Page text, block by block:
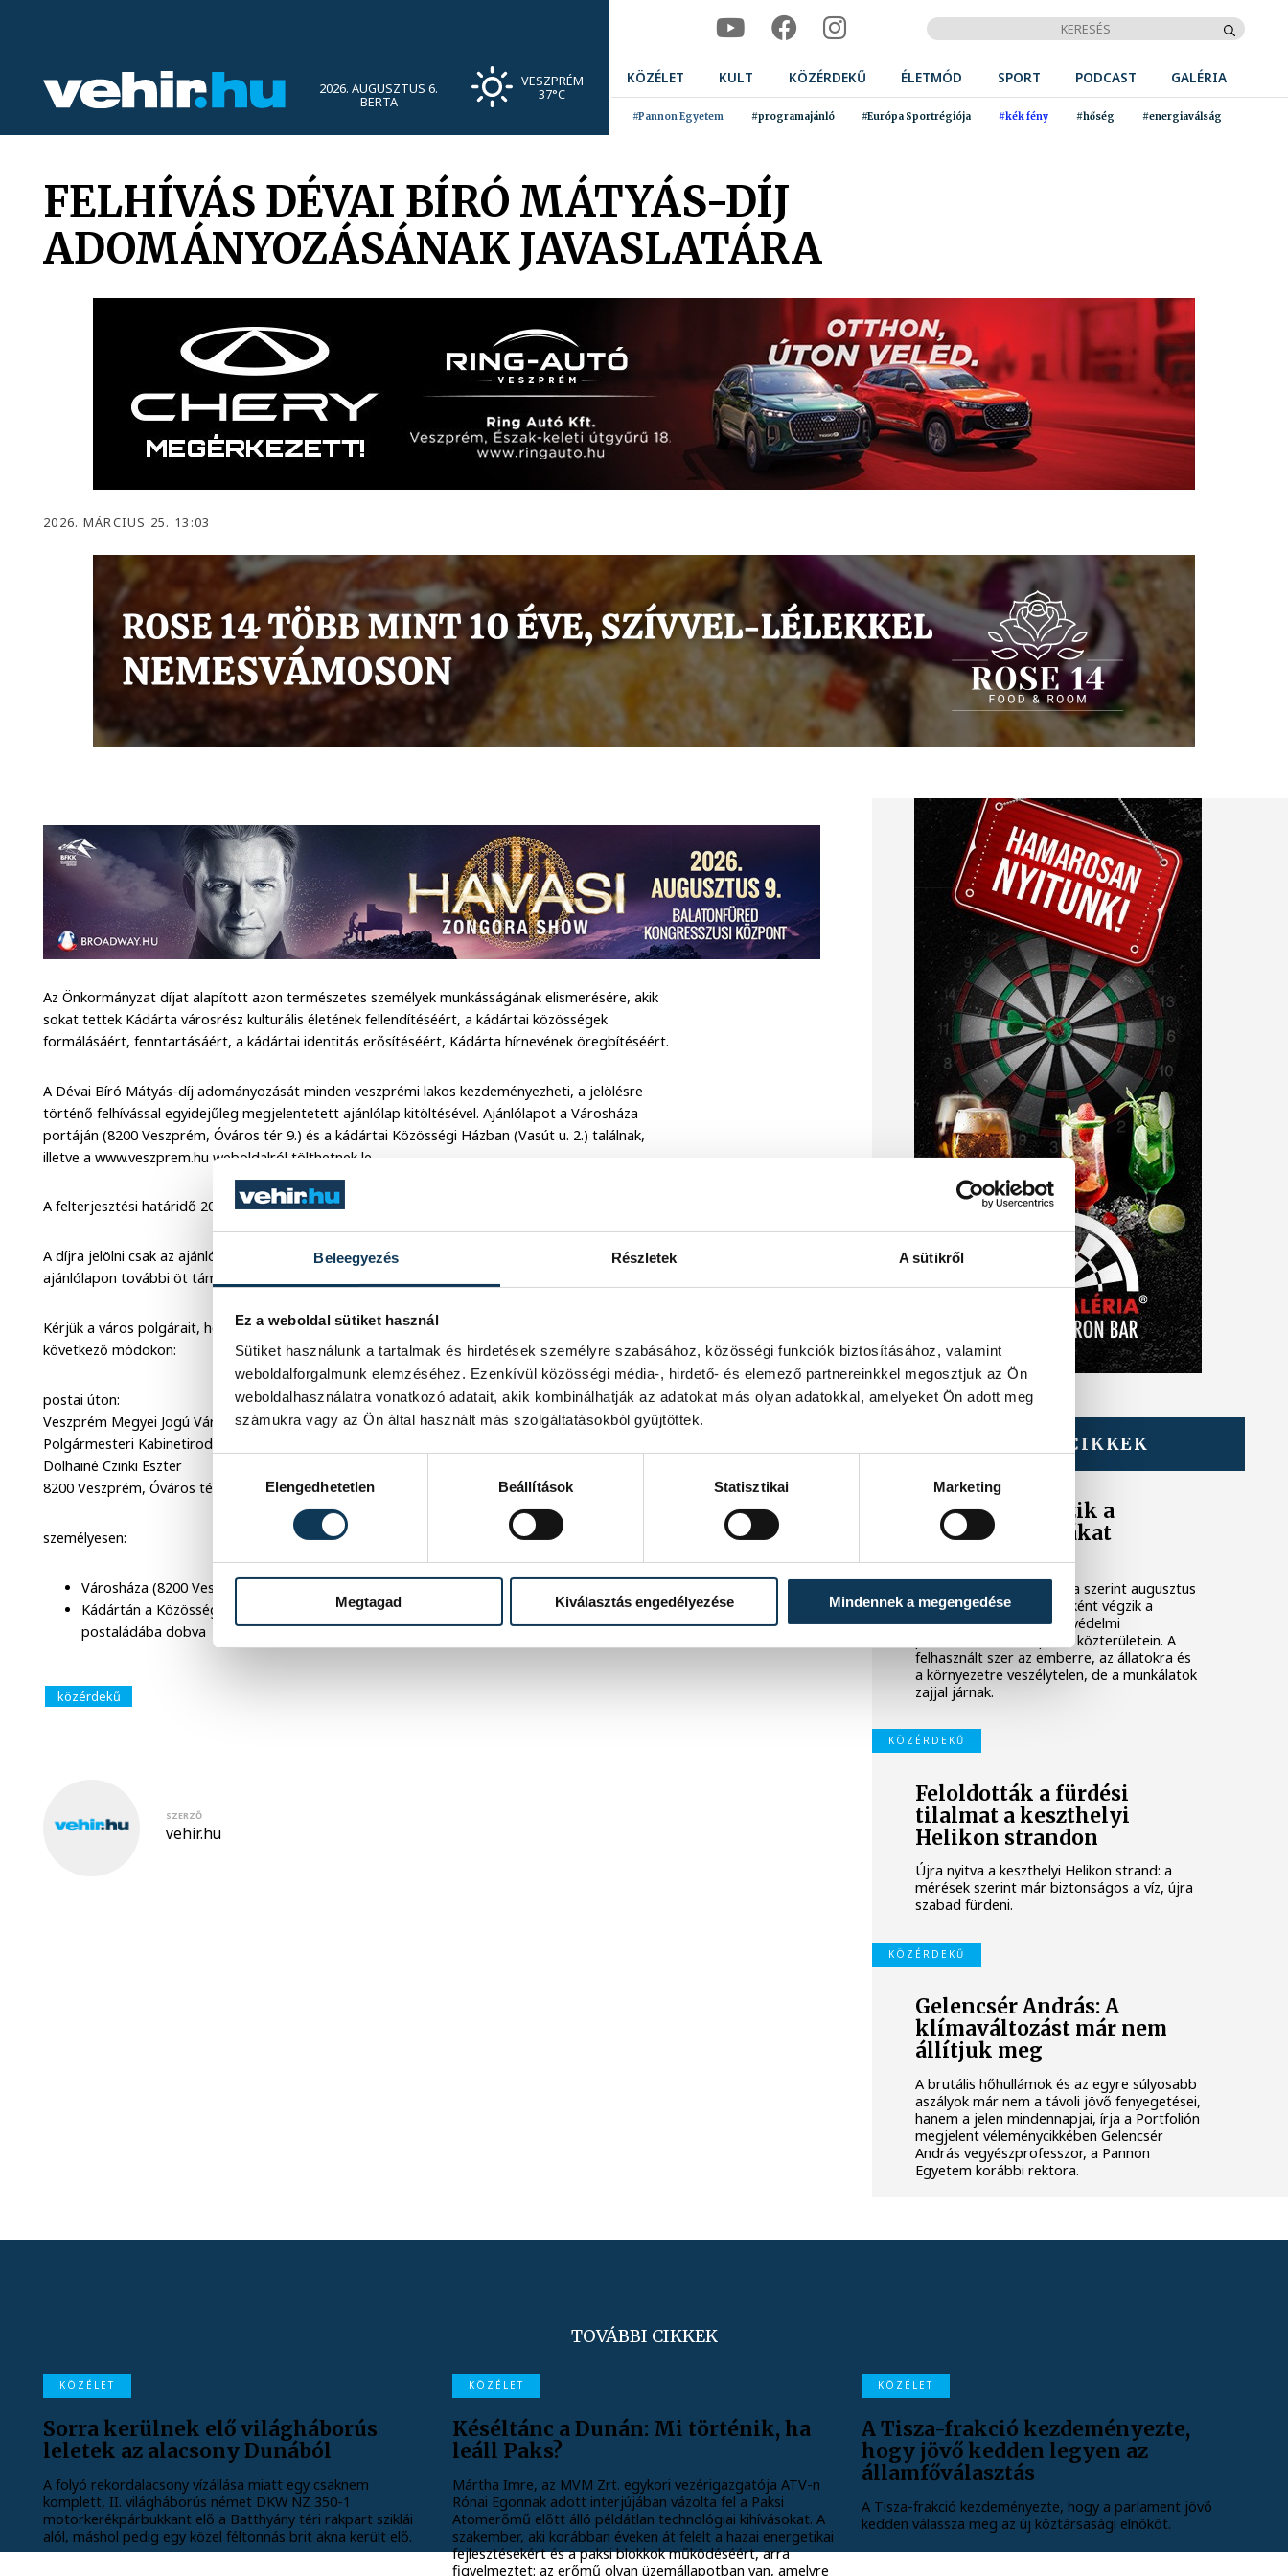
Beleegyezés Részletek A sütikről
Ez a weboldal sütiket használ
Sütiket használunk a tartalmak és hirdetések személyre szabásához, közösségi funkciók biztosításához, valamint
weboldalforgalmunk elemzéséhez. Ezenkívül közösségi média-, hirdető- és elemező partnereinkkel megosztjuk az Ön
weboldalhasználatra vonatkozó adatait, akik kombinálhatják az adatokat más olyan adatokkal, amelyeket Ön adott meg
számukra vagy az Ön által használt más szolgáltatásokból gyűjtöttek.
Elengedhetetlen
Beállítások Statisztikai Marketing
Megtagad Kiválasztás engedélyezése Mindennek a megengedése
2026. AUGUSZTUS 6.
BERTA
VESZPRÉM
37°C
KÖZÉLET KULT KÖZÉRDEKŰ ÉLETMÓD SPORT PODCAST GALÉRIA
#Pannon Egyetem #programajánló #Európa Sportrégiója #kék fény #hőség #energiaválság
FELHÍVÁS DÉVAI BÍRÓ MÁTYÁS-DÍJ
ADOMÁNYOZÁSÁNAK JAVASLATÁRA
2026. MÁRCIUS 25. 13:03
Az Önkormányzat díjat alapított azon természetes személyek munkásságának elismerésére, akik
sokat tettek Kádárta városrész kulturális életének fellendítéséért, a kádártai közösségek
formálásáért, fenntartásáért, a kádártai identitás erősítéséért, Kádárta hírnevének öregbítéséért.
A Dévai Bíró Mátyás-díj adományozását minden veszprémi lakos kezdeményezheti, a jelölésre
történő felhívással egyidejűleg megjelentetett ajánlólap kitöltésével. Ajánlólapot a Városháza
portáján (8200 Veszprém, Óváros tér 9.) és a kádártai Közösségi Házban (Vasút u. 2.) találnak,
illetve a www.veszprem.hu weboldalról tölthetnek le.
A felterjesztési határidő 2026. április 30.
A díjra jelölni csak az ajánló személy nevének feltüntetésével, az ajánlólap aláírásával, valamint az
ajánlólapon további öt támogató személy nevének feltüntetésével és aláírásával lehetséges.
Kérjük a város polgárait, hogy a kitöltött jelölőlapot 2026. április 30-ig küldjék el vagy adják le a
következő módokon:
postai úton:
Veszprém Megyei Jogú Város Polgármesteri Hivatala
Polgármesteri Kabinetiroda
Dolhainé Czinki Eszter
8200 Veszprém, Óváros tér 9.
személyesen:
Városháza (8200 Veszprém Óváros tér 9.) portáján található gyűjtődobozba
Kádártán a Közösségi Házban (Vasút u. 2.) található gyűjtődobozba, az épület nyitvatartási idején kívül a
postaládába dobva
közérdekű
SZERZŐ
vehir.hu
TOVÁBBI CIKKEK
KÖZÉRDEKŰ
Ismét permetezik a
vadgesztenyefákat
Veszprémben
A VKSZ Zrt. tájékoztatása szerint augusztus
7. és 17. között éjszakánként végzik a
vadgesztenyefák növényvédelmi
permetezését Veszprém közterületein. A
felhasznált szer az emberre, az állatokra és
a környezetre veszélytelen, de a munkálatok
zajjal járnak.
KÖZÉRDEKŰ
Feloldották a fürdési
tilalmat a keszthelyi
Helikon strandon
Újra nyitva a keszthelyi Helikon strand: a
mérések szerint már biztonságos a víz, újra
szabad fürdeni.
KÖZÉRDEKŰ
Gelencsér András: A
klímaváltozást már nem
állítjuk meg
A brutális hőhullámok és az egyre súlyosabb
aszályok már nem a távoli jövő fenyegetései,
hanem a jelen mindennapjai, írja a Portfolión
megjelent véleménycikkében Gelencsér
András vegyészprofesszor, a Pannon
Egyetem korábbi rektora.
TOVÁBBI CIKKEK
KÖZÉLET
Sorra kerülnek elő világháborús
leletek az alacsony Dunából
A folyó rekordalacsony vízállása miatt egy csaknem
komplett, II. világháborús német DKW NZ 350-1
motorkerékpárbukkant elő a Batthyány téri rakpart sziklái
alól, máshol pedig egy közel féltonnás brit akna került elő.
KÖZÉLET
Késéltánc a Dunán: Mi történik, ha
leáll Paks?
Mártha Imre, az MVM Zrt. egykori vezérigazgatója ATV-n
Rónai Egonnak adott interjújában vázolta fel a Paksi
Atomerőmű előtt álló példátlan technológiai kihívásokat. A
szakember, aki korábban éveken át felelt a hazai energetikai
fejlesztésekért és a paksi blokkok működéséért, arra
figyelmeztet: az erőmű olyan üzemállapotban van, amelyre
KÖZÉLET
A Tisza-frakció kezdeményezte,
hogy jövő kedden legyen az
államfőválasztás
A Tisza-frakció kezdeményezte, hogy a parlament jövő
kedden válassza meg az új köztársasági elnököt.